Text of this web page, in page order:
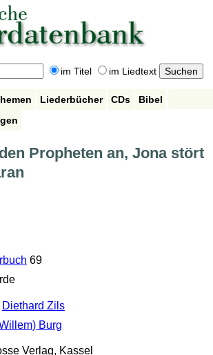
im Titel im Liedtext
Liederbücher CDs
Bibel
Propheten an, Jona stört
69
Diethard Zils
Burg
Verlag, Kassel